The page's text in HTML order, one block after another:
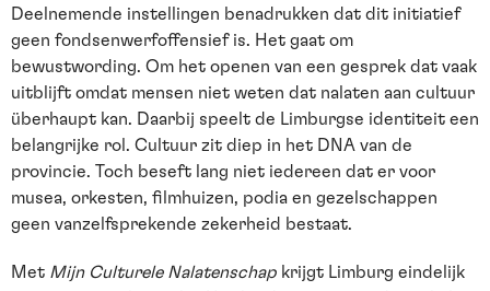
Deelnemende instellingen benadrukken dat dit initiatief
geen fondsenwerfoffensief is. Het gaat om
bewustwording. Om het openen van een gesprek dat vaak
uitblijft omdat mensen niet weten dat nalaten aan cultuur
überhaupt kan. Daarbij speelt de Limburgse identiteit een
belangrijke rol. Cultuur zit diep in het DNA van de
provincie. Toch beseft lang niet iedereen dat er voor
musea, orkesten, filmhuizen, podia en gezelschappen
geen vanzelfsprekende zekerheid bestaat.
Met Mijn Culturele Nalatenschap krijgt Limburg eindelijk